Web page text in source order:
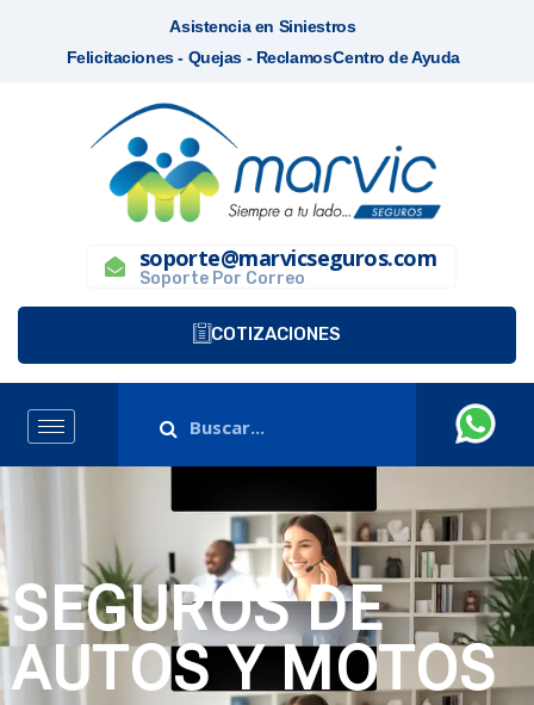
Asistencia en Siniestros
Felicitaciones - Quejas - ReclamosCentro de Ayuda
soporte@marvicseguros.com
Soporte Por Correo
COTIZACIONES
SEGUROS DE
AUTOS Y MOTOS